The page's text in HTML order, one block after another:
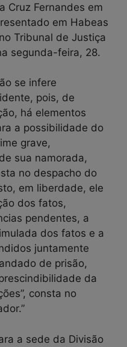
Cruz Fernandes em
em Habeas
Tribunal de Justiça
segunda-feira, 28.
se infere
pois, de
há elementos
a possibilidade do
grave,
sua namorada,
no despacho do
em liberdade, ele
dos fatos,
pendentes, a
dos fatos e a
juntamente
de prisão,
da
consta no
a sede da Divisão